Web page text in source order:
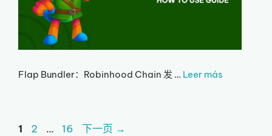
Flap Bundler：Robinhood Chain 发 … Leer más
页
1
页
2 …
页
16 下一页 →